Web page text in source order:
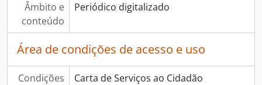
Âmbito e
conteúdo
Periódico digitalizado
Área de condições de acesso e uso
Condições
Carta de Serviços ao Cidadão